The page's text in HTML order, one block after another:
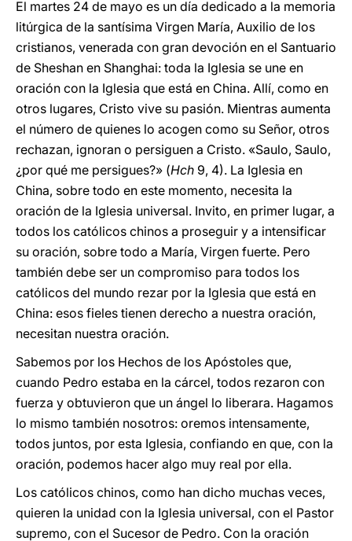
El martes 24 de mayo es un día dedicado a la memoria
litúrgica de la santísima Virgen María, Auxilio de los
cristianos, venerada con gran devoción en el Santuario
de Sheshan en Shanghai: toda la Iglesia se une en
oración con la Iglesia que está en China. Allí, como en
otros lugares, Cristo vive su pasión. Mientras aumenta
el número de quienes lo acogen como su Señor, otros
rechazan, ignoran o persiguen a Cristo. «Saulo, Saulo,
¿por qué me persigues?» (Hch 9, 4). La Iglesia en
China, sobre todo en este momento, necesita la
oración de la Iglesia universal. Invito, en primer lugar, a
todos los católicos chinos a proseguir y a intensificar
su oración, sobre todo a María, Virgen fuerte. Pero
también debe ser un compromiso para todos los
católicos del mundo rezar por la Iglesia que está en
China: esos fieles tienen derecho a nuestra oración,
necesitan nuestra oración.
Sabemos por los Hechos de los Apóstoles que,
cuando Pedro estaba en la cárcel, todos rezaron con
fuerza y obtuvieron que un ángel lo liberara. Hagamos
lo mismo también nosotros: oremos intensamente,
todos juntos, por esta Iglesia, confiando en que, con la
oración, podemos hacer algo muy real por ella.
Los católicos chinos, como han dicho muchas veces,
quieren la unidad con la Iglesia universal, con el Pastor
supremo, con el Sucesor de Pedro. Con la oración